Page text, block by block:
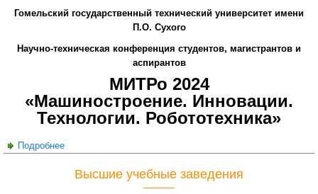
Гомельский государственный технический университет имени
П.О. Сухого
Научно-техническая конференция студентов, магистрантов и
аспирантов
МИТРо 2024
«Машиностроение. Инновации.
Технологии. Робототехника»
Подробнее
МИТРо 2024
Высшие учебные заведения